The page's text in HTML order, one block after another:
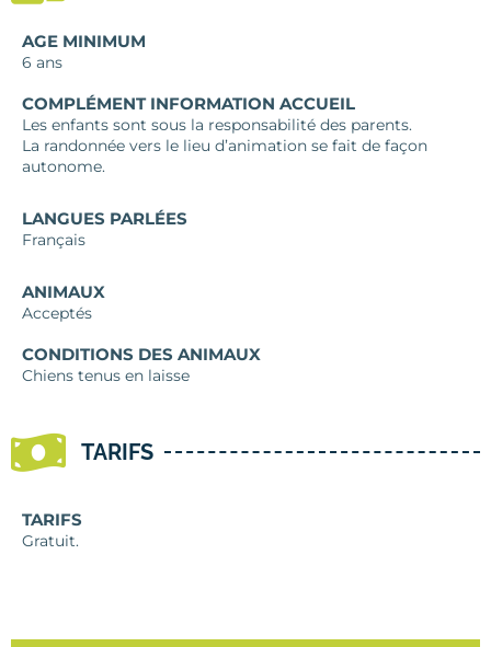
AGE MINIMUM
6 ans
COMPLÉMENT INFORMATION ACCUEIL
Les enfants sont sous la responsabilité des parents.
La randonnée vers le lieu d’animation se fait de façon
autonome.
LANGUES PARLÉES
Français
ANIMAUX
Acceptés
CONDITIONS DES ANIMAUX
Chiens tenus en laisse
TARIFS
TARIFS
Gratuit.